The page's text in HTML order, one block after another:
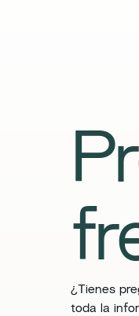
​¿Tienes
toda la